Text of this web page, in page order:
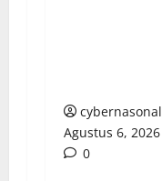
cybernasonal
Agustus 6, 2026
0